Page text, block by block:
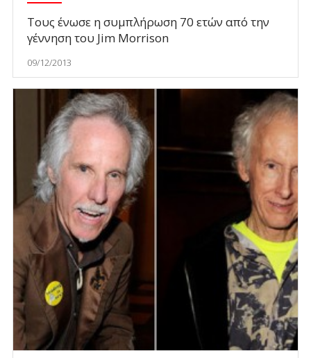
Τους ένωσε η συμπλήρωση 70 ετών από την
γέννηση του Jim Morrison
09/12/2013